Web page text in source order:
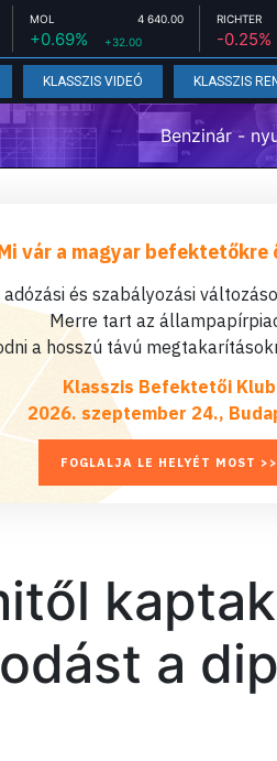
MOL 4 640.00
+0.69% +32.00
RICHTER
-0.25%
KLASSZIS VIDEÓ KLASSZIS
Benzinár -
vár a magyar befektetőkre
és szabályozási
Merre tart az
a hosszú távú
Klasszis Befektetői Klub
2026. szeptember 24.,
FOGLALJA LE HELYÉT MOST >>
kaptak
a